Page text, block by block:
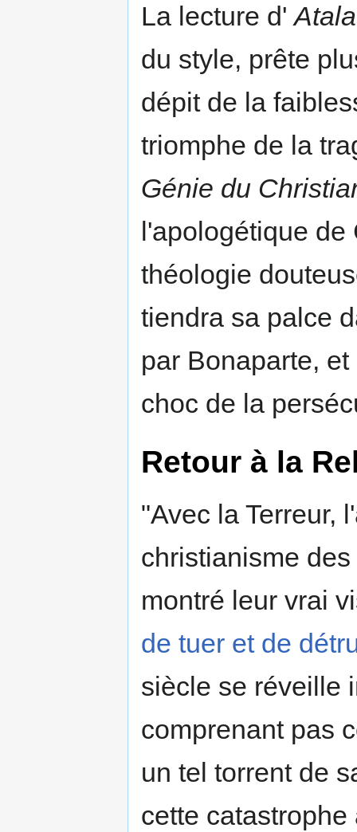
La lecture d'Atala
du style, prête
dépit de la
triomphe de la
Génie du
l'apologétique de
théologie
tiendra sa palce
par Bonaparte,
choc de la
Retour à la
"Avec la Terreur,
christianisme
montré leur vrai
de tuer et de
siècle se réveille
comprenant pas
un tel torrent de
cette